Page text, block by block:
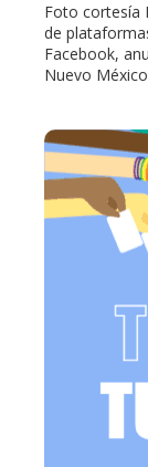
Foto cortesía
de
Facebook,
Nuevo